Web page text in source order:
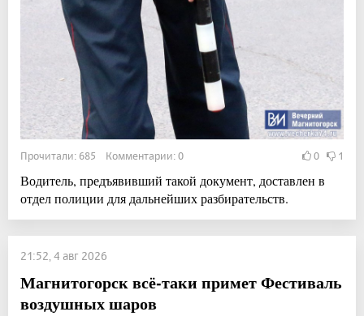
Прочитали: 685 Комментарии: 0 0 1
Водитель, предъявивший такой документ, доставлен в
отдел полиции для дальнейших разбирательств.
21:52, 4 авг 2026
Магнитогорск всё-таки примет Фестиваль
воздушных шаров